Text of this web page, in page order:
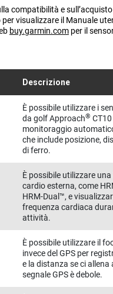
compatibilità e
per visualizzare il Manuale
buy.garmin.com per il
Descrizione
È possibile utilizzare i
da golfApproach® CT10
monitoraggio
che include posizione,
di ferro.
È possibile utilizzare
cardio esterna, come
HRM‍-Dual™, e
frequenza cardiaca
attività.
È possibile utilizzare il
invece del GPS per
e la distanza se ci allena
segnale GPS è debole.